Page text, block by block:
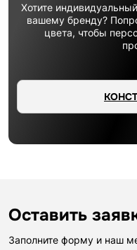
Хотите
вашему бренду?
цвета, чтобы
Оставить
Заполните форму и наш